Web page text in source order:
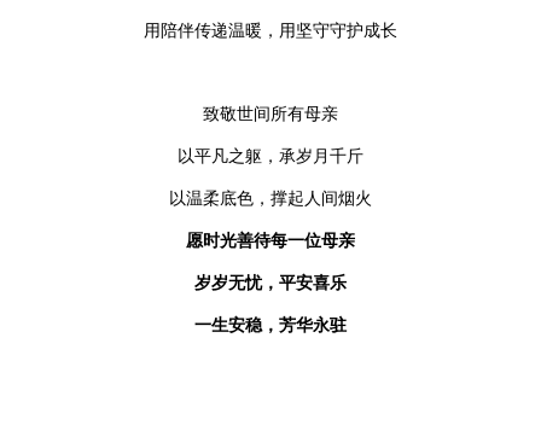
用陪伴传递温暖，用坚守守护成长
致敬世间所有母亲
以平凡之躯，承岁月千斤
以温柔底色，撑起人间烟火
愿时光善待每一位母亲
岁岁无忧，平安喜乐
一生安稳，芳华永驻